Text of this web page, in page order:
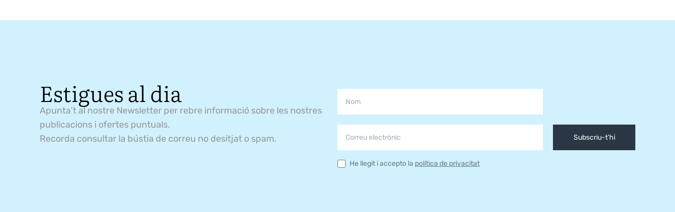
Estigues al dia
Apunta’t al nostre Newsletter per rebre informació sobre les nostres
publicacions i ofertes puntuals.
Recorda consultar la bústia de correu no desitjat o spam.
Subscriu-t'hi
He llegit i accepto la política de privacitat